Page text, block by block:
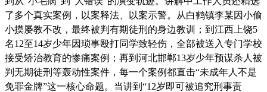
了多个真实案例，以案释法、以案示警。从白鹤镇李某因小偷
小摸屡教不改，最终被判有期徒刑的身边教训；到江西上饶5
名12至14岁少年因琐事殴打同学致轻伤，全部被送入专门学校
接受矫治教育的惨痛案例；再到河北邯郸13岁少年预谋杀人被
判无期徒刑等轰动性案件，每一个案例都直击“未成年人不是
免罪金牌”这一核心命题。当讲到“12岁即可被追究刑事责